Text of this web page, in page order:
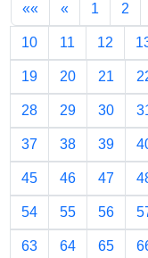
«« « 1 2
10 11 12
19 20 21
28 29 30
37 38 39
45 46 47
54 55 56
63 64 65